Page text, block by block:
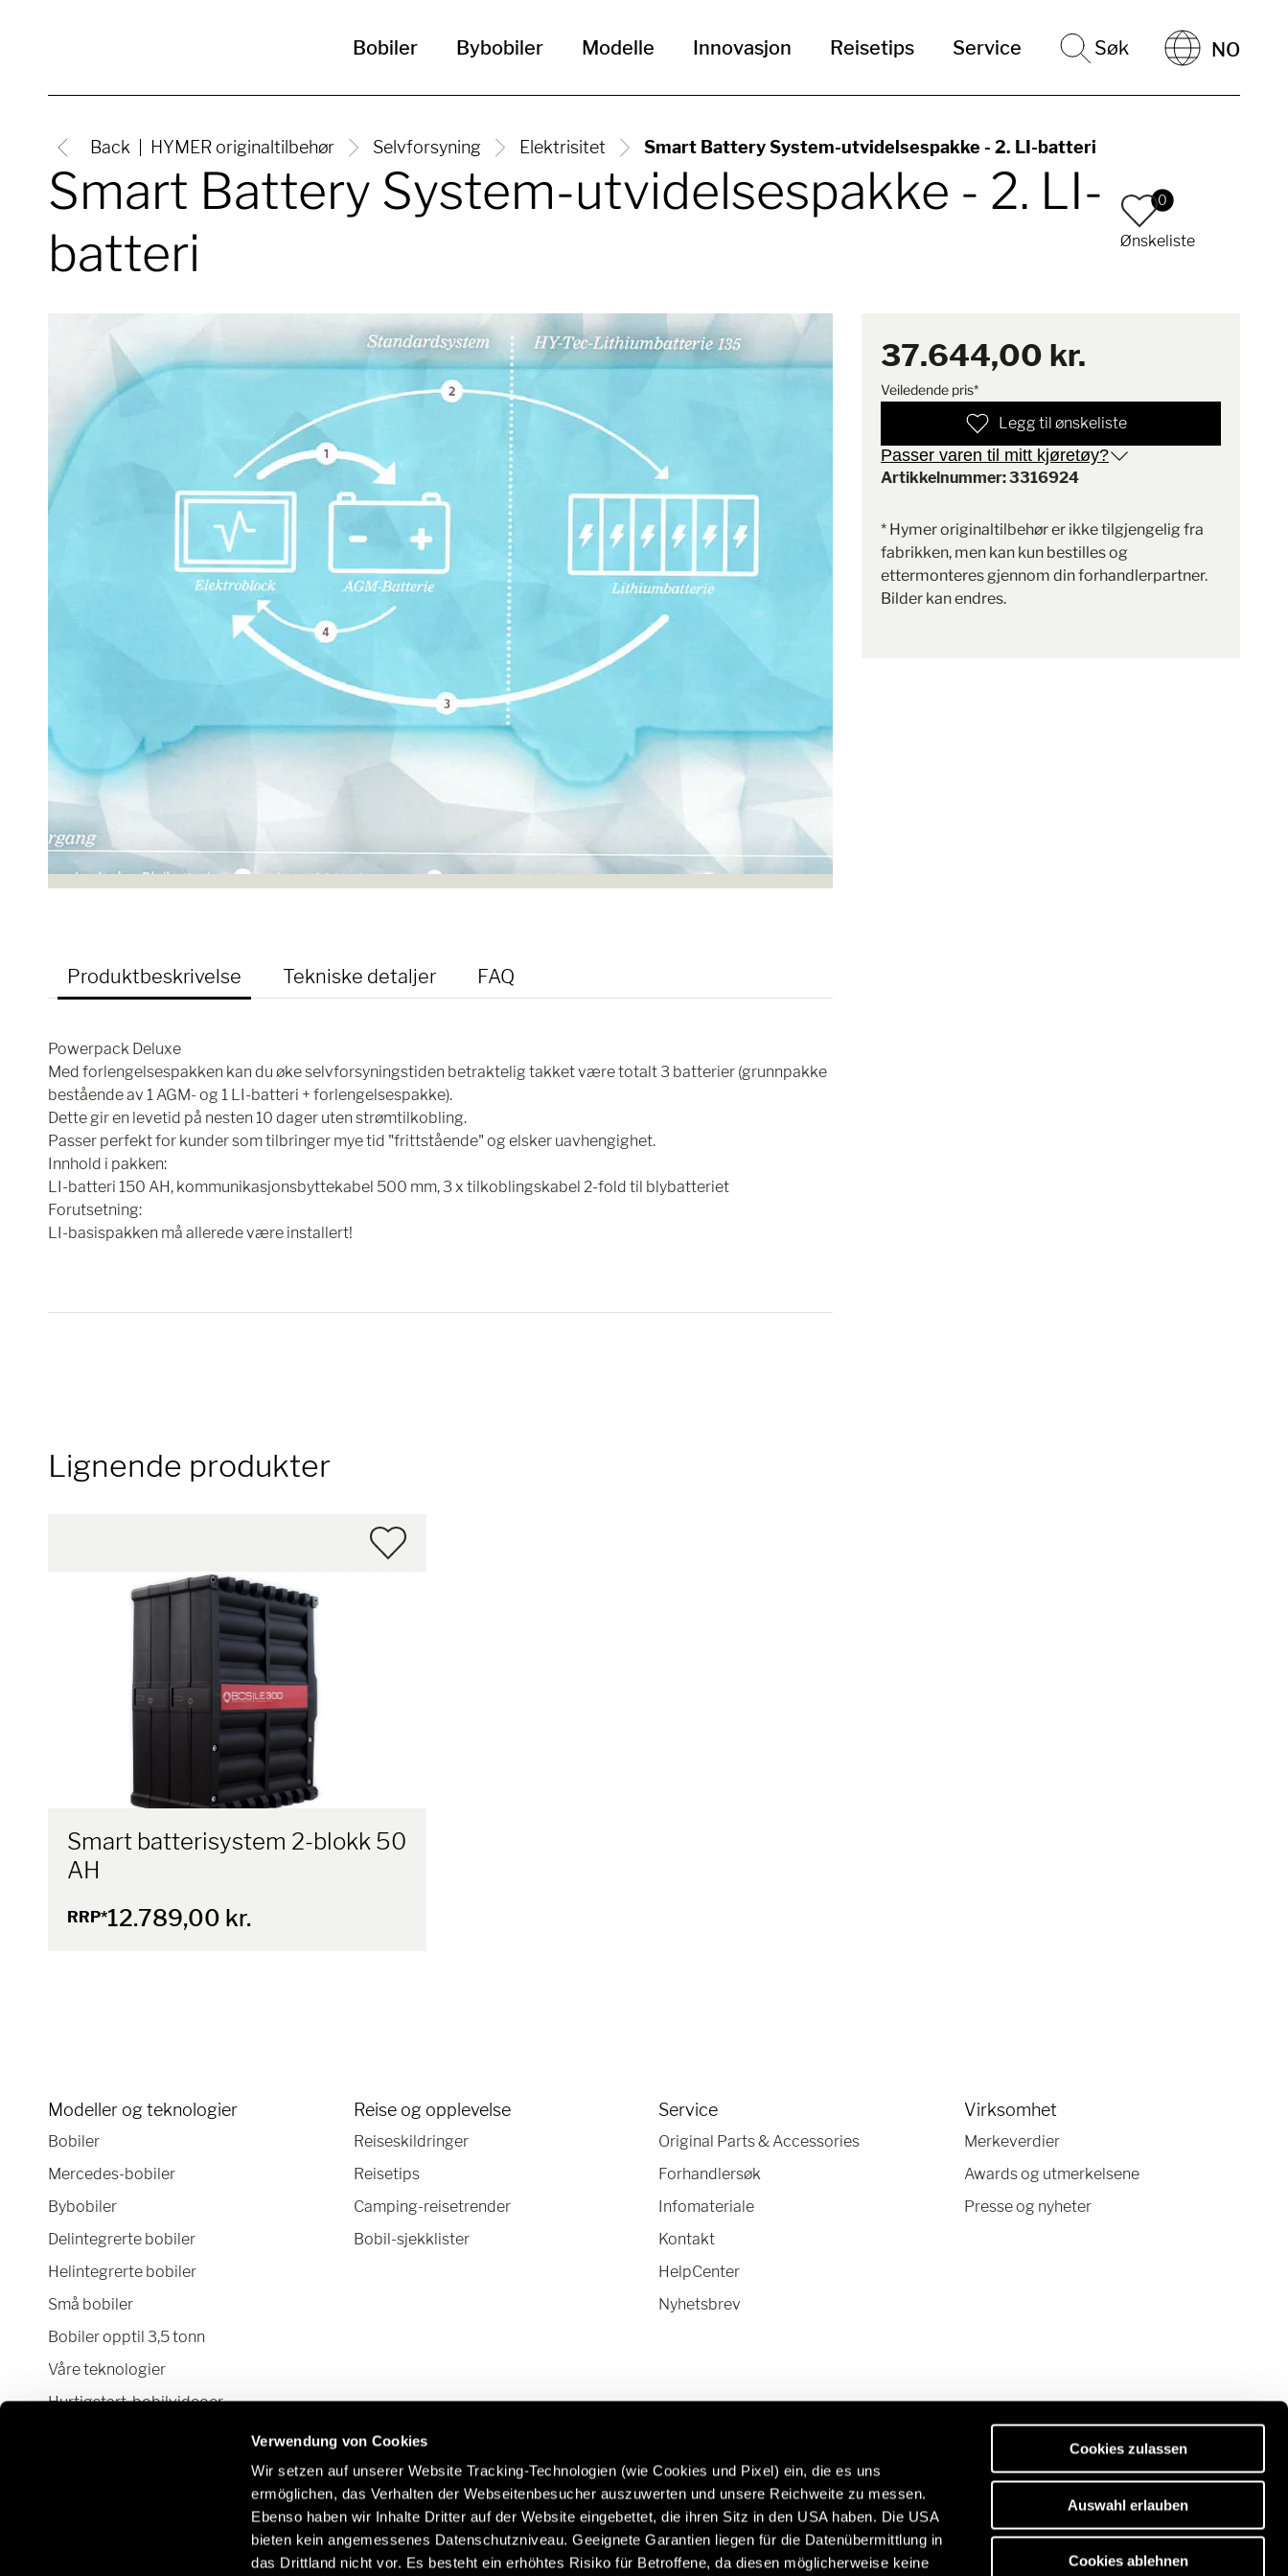
Verwendung von Cookies
Wir setzen auf unserer Website Tracking-Technologien (wie Cookies und Pixel) ein, die es uns
ermöglichen, das Verhalten der Webseitenbesucher auszuwerten und unsere Reichweite zu messen.
Ebenso haben wir Inhalte Dritter auf der Website eingebettet, die ihren Sitz in den USA haben. Die USA
bieten kein angemessenes Datenschutzniveau. Geeignete Garantien liegen für die Datenübermittlung in
das Drittland nicht vor. Es besteht ein erhöhtes Risiko für Betroffene, da diesen möglicherweise keine
Cookies zulassen
Auswahl erlauben
Cookies ablehnen
Bobiler Bybobiler Modelle Innovasjon Reisetips Service Søk NO
Back HYMER originaltilbehør Selvforsyning Elektrisitet Smart Battery System-utvidelsespakke - 2. LI-batteri
Smart Battery System-utvidelsespakke - 2. LI-
batteri
0
Ønskeliste
Produktbeskrivelse Tekniske detaljer FAQ
Powerpack Deluxe
Med forlengelsespakken kan du øke selvforsyningstiden betraktelig takket være totalt 3 batterier (grunnpakke
bestående av 1 AGM- og 1 LI-batteri + forlengelsespakke).
Dette gir en levetid på nesten 10 dager uten strømtilkobling.
Passer perfekt for kunder som tilbringer mye tid "frittstående" og elsker uavhengighet.
Innhold i pakken:
LI-batteri 150 AH, kommunikasjonsbyttekabel 500 mm, 3 x tilkoblingskabel 2-fold til blybatteriet
Forutsetning:
LI-basispakken må allerede være installert!
37.644,00 kr.
Veiledende pris*
Legg til ønskeliste
Passer varen til mitt kjøretøy?
Artikkelnummer: 3316924
* Hymer originaltilbehør er ikke tilgjengelig fra
fabrikken, men kan kun bestilles og
ettermonteres gjennom din forhandlerpartner.
Bilder kan endres.
Lignende produkter
Smart batterisystem 2-blokk 50
AH
RRP*12.789,00 kr.
Modeller og teknologier
Bobiler
Mercedes-bobiler
Bybobiler
Delintegrerte bobiler
Helintegrerte bobiler
Små bobiler
Bobiler opptil 3,5 tonn
Våre teknologier
Hurtigstart-bobilvideoer
Bobil og Camper Van konfigurator
Reise og opplevelse
Reiseskildringer
Reisetips
Camping-reisetrender
Bobil-sjekklister
Service
Original Parts & Accessories
Forhandlersøk
Infomateriale
Kontakt
HelpCenter
Nyhetsbrev
Virksomhet
Merkeverdier
Awards og utmerkelsene
Presse og nyheter
Hold kontakten med oss ​​via sosiale
Lær mer om Hymer originaldeler
og tilbehør:
/no/nb/service/original-parts-
Campingvogner i
premiumkvalitet:
https://www.eriba.com/de/en
Oppdag vår reiseportal:
https://www.freeontour.com/en